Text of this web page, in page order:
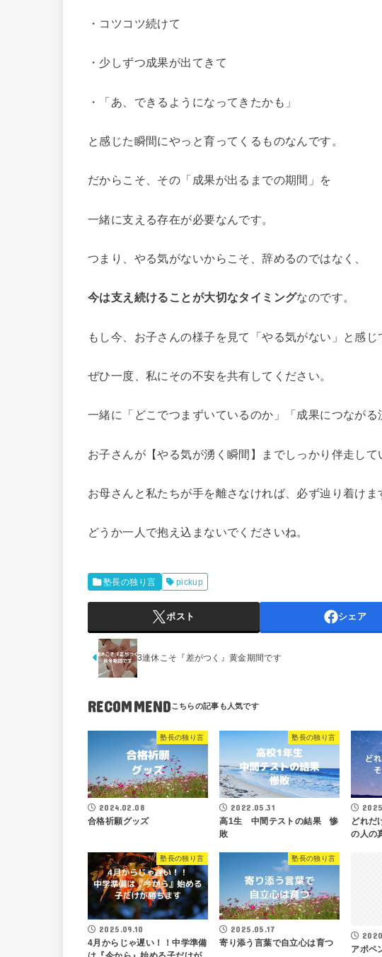
・コツコツ続けて
・少しずつ成果が出てきて
・「あ、できるようになってきたかも」
と感じた瞬間にやっと育ってくるものなんです。
だからこそ、その「成果が出るまでの期間」を
一緒に支える存在が必要なんです。
つまり、やる気がないからこそ、辞めるのではなく、
今は支え続けることが大切なタイミングなのです。
もし今、お子さんの様子を見て「やる気がない」と感じ
ぜひ一度、私にその不安を共有してください。
一緒に「どこでつまずいているのか」「成果につながる
お子さんが【やる気が湧く瞬間】までしっかり伴走して
お母さんと私たちが手を離さなければ、必ず辿り着けま
どうか一人で抱え込まないでくださいね。
塾長の独り言 pickup
ポスト シェア
3連休こそ『差がつく』黄金期間です
RECOMMEND
塾長の独り言
2024.02.08
合格祈願グッズ
塾長の独り言
2022.05.31
高1生 中間テストの結果 惨
敗
どれだ
の人の
塾長の独り言
2025.09.10
4月からじゃ遅い！！中学準備
塾長の独り言
2025.05.17
寄り添う言葉で自立心は育つ
アポペ